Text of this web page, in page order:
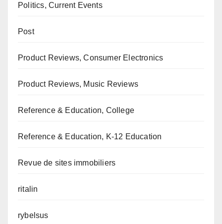
Politics, Current Events
Post
Product Reviews, Consumer Electronics
Product Reviews, Music Reviews
Reference & Education, College
Reference & Education, K-12 Education
Revue de sites immobiliers
ritalin
rybelsus